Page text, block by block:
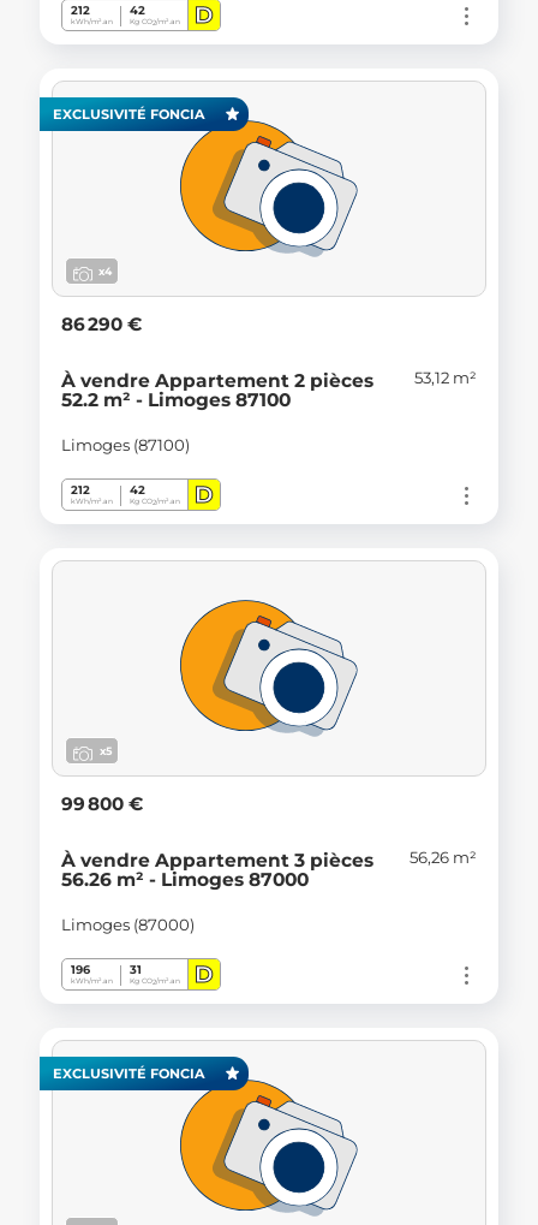
212
kWh/m².an
42
Kg CO2/m².an D
EXCLUSIVITÉ FONCIA
x4
86 290 €
À vendre Appartement 2 pièces
52.2 m² - Limoges 87100
53,12 m²
Limoges (87100)
212
kWh/m².an
42
Kg CO2/m².an D
x5
99 800 €
À vendre Appartement 3 pièces
56.26 m² - Limoges 87000
56,26 m²
Limoges (87000)
196
kWh/m².an
31
Kg CO2/m².an D
EXCLUSIVITÉ FONCIA